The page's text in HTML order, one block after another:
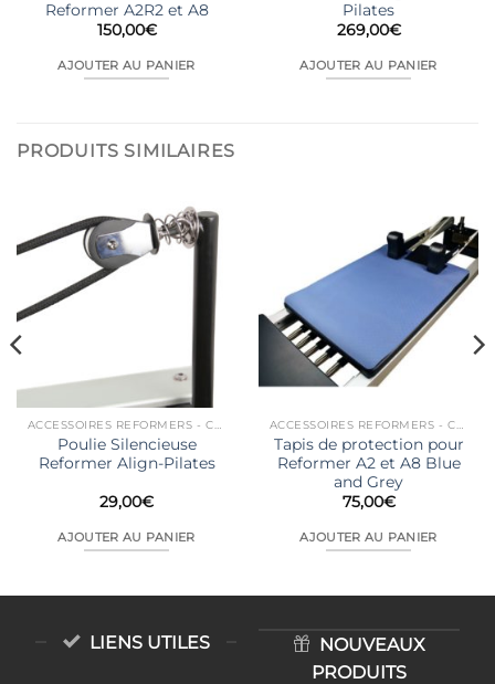
Reformer A2R2 et A8
150,00€
AJOUTER AU PANIER
Pilates
269,00€
AJOUTER AU PANIER
PRODUITS SIMILAIRES
ACCESSOIRES REFORMERS - CHAIRS...
Poulie Silencieuse
Reformer Align-Pilates
29,00€
AJOUTER AU PANIER
ACCESSOIRES REFORMERS - CHAIRS...
Tapis de protection pour
Reformer A2 et A8 Blue
and Grey
75,00€
AJOUTER AU PANIER
LIENS UTILES
NOUVEAUX
PRODUITS